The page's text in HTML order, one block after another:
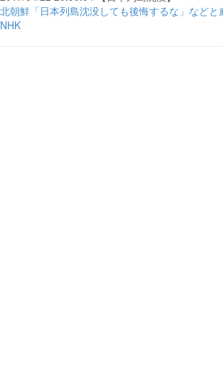
北朝鮮「日本列島沈没しても後悔するな」などと
NHK